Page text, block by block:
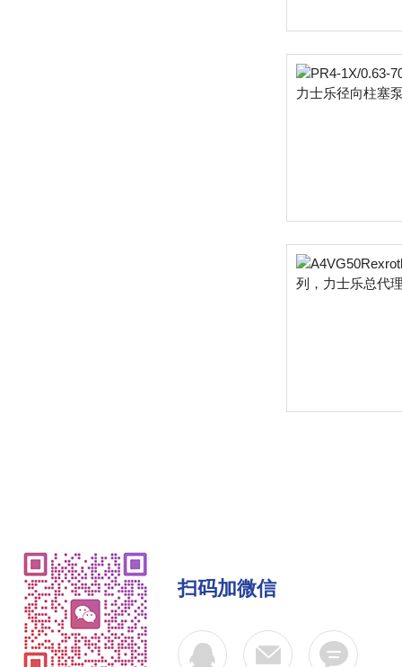
扫码加微信